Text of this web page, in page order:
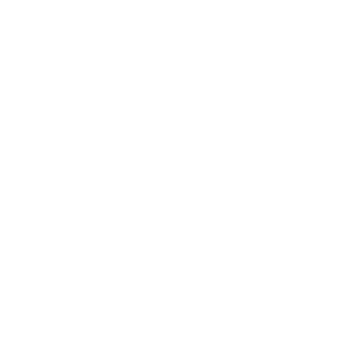
выдворением за